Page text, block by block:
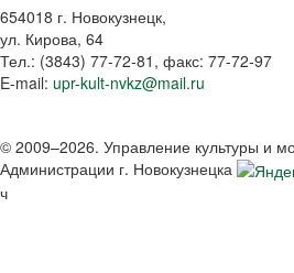
654018 г. Новокузнецк,
ул. Кирова, 64
Тел.: (3843) 77-72-81 , факс: 77-72-97
E-mail: upr-kult-nvkz@mail.ru
© 2009–2026. Управление культуры и
Администрации г. Новокузнецка
ч